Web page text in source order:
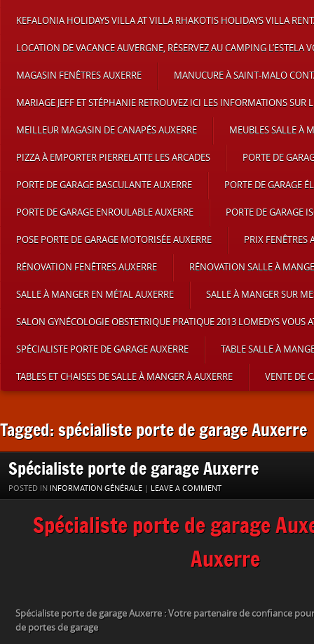
KEFALONIA HOLIDAYS VILLA AT VILLA RHAKOTIS HOLIDAYS VILLA
LOCATION DE VACANCE AUVERGNE, RÉSERVEZ AU CAMPING L’ESTELA
MAGASIN FENÊTRES AUXERRE MANUCURE À SAINT-MALO
MARIAGE JEFF ET STÉPHANIE RETROUVEZ ICI LES INFORMATIONS SUR
MEILLEUR MAGASIN DE CANAPÉS AUXERRE MEUBLES SALLE À
PIZZA À EMPORTER PIERRELATTE LES ARCADES PORTE DE
PORTE DE GARAGE BASCULANTE AUXERRE PORTE DE GARAGE
PORTE DE GARAGE ENROULABLE AUXERRE PORTE DE GARAGE
POSE PORTE DE GARAGE MOTORISÉE AUXERRE PRIX FENÊTRES
RÉNOVATION FENÊTRES AUXERRE RÉNOVATION SALLE À
SALLE À MANGER EN MÉTAL AUXERRE SALLE À MANGER SUR
SALON GYNÉCOLOGIE OBSTETRIQUE PRATIQUE 2013 LOMEDYS VOUS
SPÉCIALISTE PORTE DE GARAGE AUXERRE TABLE SALLE À
TABLES ET CHAISES DE SALLE À MANGER À AUXERRE VENTE DE
Tagged: spécialiste porte de garage Auxerre
Spécialiste porte de garage Auxerre
POSTED IN INFORMATION GÉNÉRALE | LEAVE A COMMENT
Spécialiste porte de garage
Auxerre
Spécialiste porte de garage Auxerre : Votre partenaire de confiance
de portes de garage